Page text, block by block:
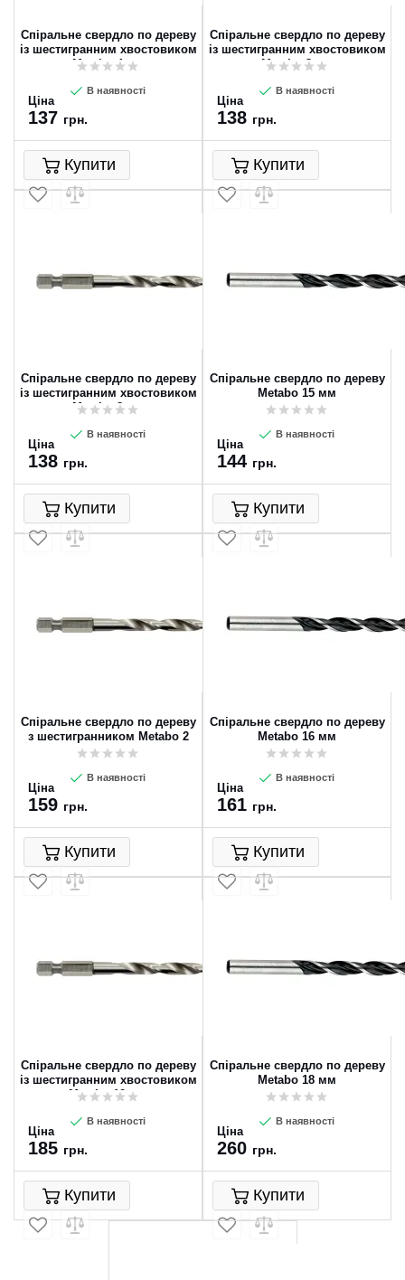
Спіральне свердло по дереву
із шестигранним хвостовиком
Metabo 4 мм
В наявності
Ціна
137 грн.
Купити
Спіральне свердло по дереву
із шестигранним хвостовиком
Metabo 3 мм
В наявності
Ціна
138 грн.
Купити
Спіральне свердло по дереву
із шестигранним хвостовиком
Metabo 8 мм
В наявності
Ціна
138 грн.
Купити
Спіральне свердло по дереву
Metabo 15 мм
В наявності
Ціна
144 грн.
Купити
Спіральне свердло по дереву
з шестигранником Metabo 2
мм
В наявності
Ціна
159 грн.
Купити
Спіральне свердло по дереву
Metabo 16 мм
В наявності
Ціна
161 грн.
Купити
Спіральне свердло по дереву
із шестигранним хвостовиком
Metabo 10 мм
В наявності
Ціна
185 грн.
Купити
Спіральне свердло по дереву
Metabo 18 мм
В наявності
Ціна
260 грн.
Купити